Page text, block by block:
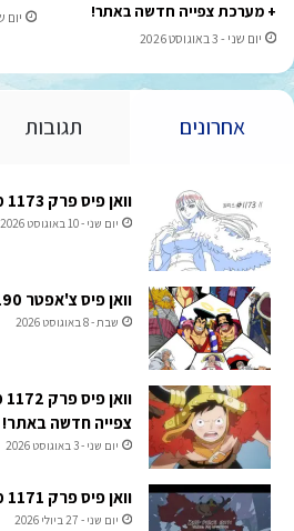
+ מערכת צפייה חדשה באתר!
יום שני - 3 באוגוסט 2026
יום שני -
אחרונים תגובות
וואן פיס פרק 1173 מתורגם לעברית
יום שני - 10 באוגוסט 2026
וואן פיס צ'אפטר 1190 מתורגם לעברית!
שבת - 8 באוגוסט 2026
צפייה חדשה באתר!
יום שני - 3 באוגוסט 2026
וואן פיס פרק 1171 מתורגם לעברית
יום שני - 27 ביולי 2026